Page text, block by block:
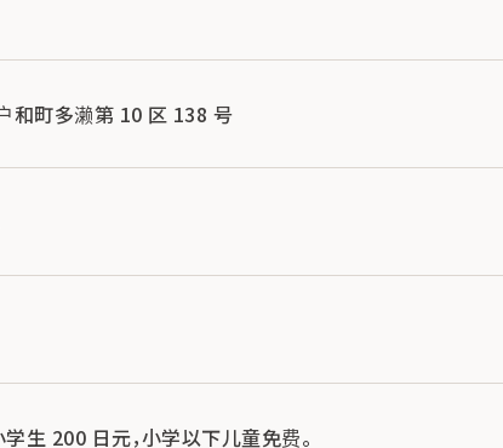
和町多濑第 10 区 138 号
生 200 日元，小学以下儿童免费。